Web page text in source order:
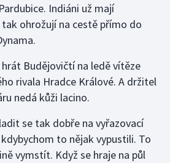
Indiáni už mají
ohrožují na cestě přímo do
Budějovičtí na ledě vítěze
rivala Hradce Králové. A držitel
nedá kůži lacino.
se tak dobře na vyřazovací
to nějak vypustili. To
vymstít. Když se hraje na půl